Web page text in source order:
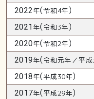
2022年(令和4年)
2021 年(令和3年)
2020年(令和2年)
2019年(令和元年／平
2018年(平成30年)
2017年(平成29年)